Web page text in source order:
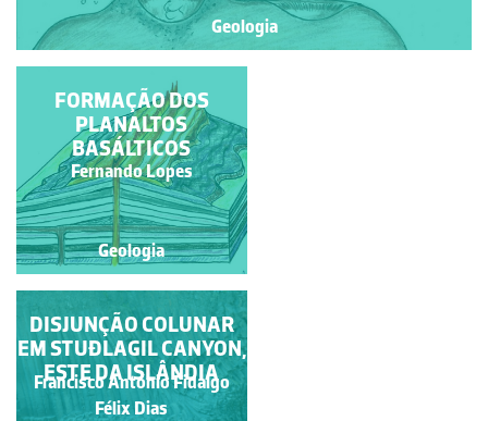
Geologia
CIRCO GLACIAR DE
COCÕES DE
CONCELINHO (SERRA
DO GERÊS)
Dulce Henriques de Lima
Geologia
FORMAÇÃO DOS
PLANALTOS
BASÁLTICOS
Fernando Lopes
Geologia
DISJUNÇÃO COLUNAR
DA CIDADELA DE
BORGARVIRKI
Fernando Lopes
DISJUNÇÃO COLUNAR
EM STUÐLAGIL CANYON,
ESTE DA ISLÂNDIA
Francisco António Fidalgo
Félix Dias